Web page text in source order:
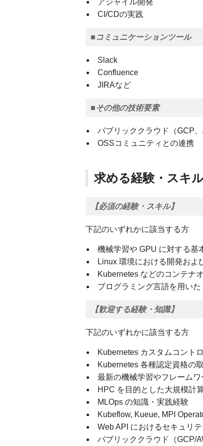
アジャイル開発
CI/CDの実践
■コミュニケーションツール
Slack
Confluence
JIRAなど
■その他の技術要素
パブリッククラウド（GCP
OSSコミュニティとの連携
求める経験・スキ
【必須の経験・スキル】
下記のいずれかに該当する方
機械学習や GPU に対する基
Linux 環境における開発およ
Kubernetes などのコンテナ
プログラミング言語を用いた
【歓迎する経験・知識】
下記のいずれかに該当する方
Kubernetes カスタムコント
Kubernetes 各種認定資格の
最新の機械学習やフレーム
HPC を目的とした大規模計
MLOps の知識・実践経験
Kubeflow, Kueue, MPI
Web API におけるセキュリ
パブリッククラウド（GCP/